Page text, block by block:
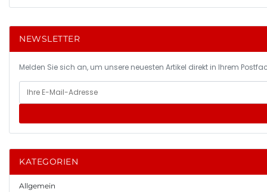
NEWSLETTER
Melden Sie sich an, um unsere neuesten Artikel direkt in Ihrem
KATEGORIEN
Allgemein